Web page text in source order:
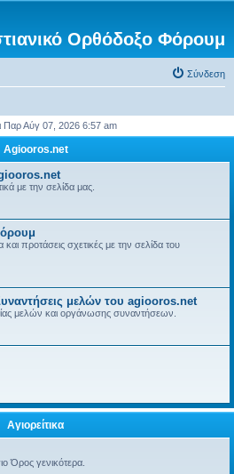
Ορθόδοξο Φόρουμ
Σύνδεση
Παρ Αύγ 07, 2026 6:57 am
Agiooros.net
με την σελίδα μας.
προτάσεις σχετικές με την σελίδα του
μελών του agiooros.net
μελών και οργάνωσης συναντήσεων.
Αγιορείτικα
Όρος γενικότερα.